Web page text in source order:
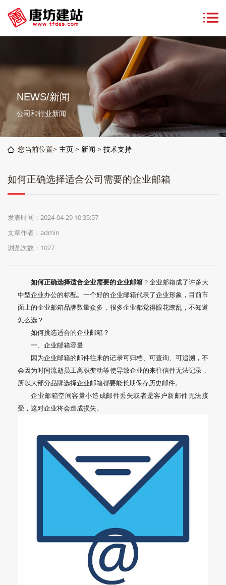
NEWS/新闻
公司和行业新闻
您当前位置> 主页 > 新闻 > 技术支持
如何正确选择适合公司需要的企业邮箱
发表时间：2024-04-29 10:35:57
文章作者：admin
浏览次数： 1027
如何正确选择适合企业需要的企业邮箱？企业邮箱成了许多大
中型企业办公的标配。一个好的企业邮箱代表了企业形象，目前市
面上的企业邮箱品牌数量众多，很多企业都觉得眼花缭乱，不知道
怎么选？
如何挑选适合的企业邮箱？
一、企业邮箱容量
因为企业邮箱的邮件往来的记录可归档、可查询、可追溯，不
会因为时间流逝员工离职变动等使导致企业的来往信件无法记录，
所以大部分品牌选择企业邮箱都要能长期保存历史邮件。
企业邮箱空间容量小造成邮件丢失或者是客户新邮件无法接
受，这对企业将会造成损失。